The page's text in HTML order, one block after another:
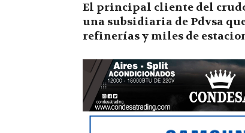
El principal cliente del
una subsidiaria de Pdvsa
refinerías y miles de